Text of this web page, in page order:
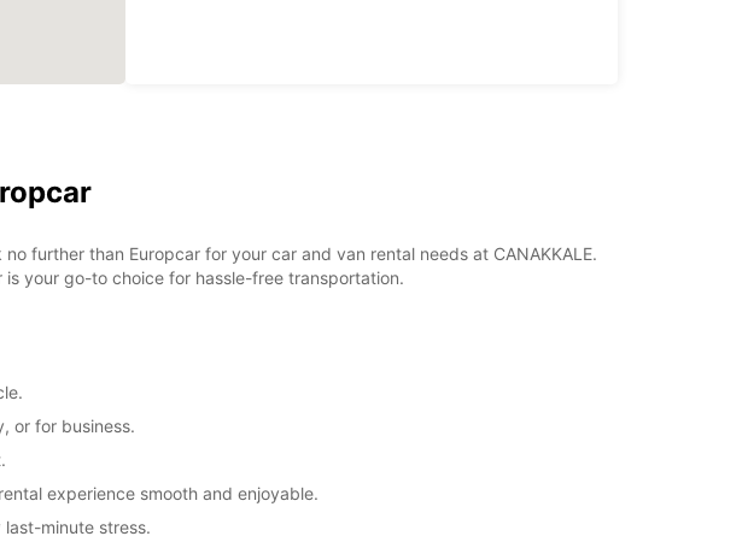
further than Europcar for your car and van rental needs at CANAKKALE.
your go-to choice for hassle-free transportation.
or for business.
experience smooth and enjoyable.
minute stress.